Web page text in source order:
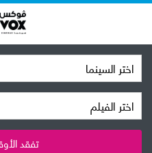
اختر السينما
اختر الفيلم
تفقد